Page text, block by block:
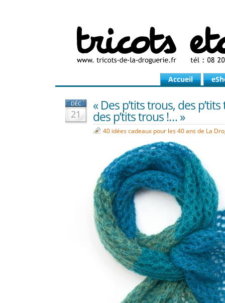
Accueil
DÉC
21
« Des p’tits trous, des
des p’tits trous !… »
40 idées cadeaux pour les 40 ans de La